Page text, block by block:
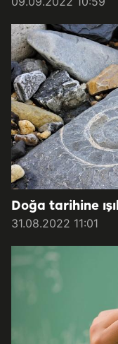
Doğa tarihine
31.08.2022 11:01